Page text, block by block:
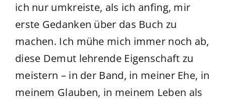
ich nur umkreiste, als ich anfing, mir
erste Gedanken über das Buch zu
machen. Ich mühe mich immer noch ab,
diese Demut lehrende Eigenschaft zu
meistern – in der Band, in meiner​ Ehe, in
meinem Glauben, in meinem Leben als